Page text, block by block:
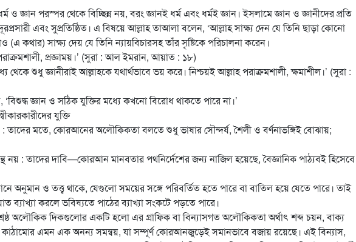
পরস্পর থেকে বিচ্ছিন্ন নয়, বরং জ্ঞানই ধর্ম এবং ধর্মই জ্ঞান। ইসলামে জ্ঞান ও জ্ঞানীদের প্রতি
এবং সুপ্রতিষ্ঠিত। এ বিষয়ে আল্লাহ তাআলা বলেন, ‘আল্লাহ সাক্ষ্য দেন যে তিনি ছাড়া কোনো
(এ কথার) সাক্ষ্য দেয় যে তিনি ন্যায়বিচারসহ তাঁর সৃষ্টিকে পরিচালনা করেন।
প্রজ্ঞাময়।’ (সুরা : আল ইমরান, আয়াত : ১৮)
শুধু জ্ঞানীরাই আল্লাহকে যথার্থভাবে ভয় করে। নিশ্চয়ই আল্লাহ পরাক্রমশালী, ক্ষমাশীল।’ (সুরা :
জ্ঞান ও সঠিক যুক্তির মধ্যে কখনো বিরোধ থাকতে পারে না।’
যুক্তি
মতে, কোরআনের অলৌকিকতা বলতে শুধু ভাষার সৌন্দর্য, শৈলী ও বর্ণনাভঙ্গিই বোঝায়;
নয় : তাদের দাবি—কোরআন মানবতার পথনির্দেশের জন্য নাজিল হয়েছে, বৈজ্ঞানিক পাঠ্যবই হিসেবে
অনুমান ও তত্ত্ব থাকে, যেগুলো সময়ের সঙ্গে পরিবর্তিত হতে পারে বা বাতিল হয়ে যেতে পারে। তাই
ব্যাখ্যা করলে ভবিষ্যতে পাঠের ব্যাখ্যা সংকটে পড়তে পারে।
অলৌকিক দিকগুলোর একটি হলো এর গ্রাফিক বা বিন্যাসগত অলৌকিকতা অর্থাৎ শব্দ চয়ন, বাক্য
কাঠামোর এমন এক অনন্য সমন্বয়, যা সম্পূর্ণ কোরআনজুড়েই সমানভাবে বজায় রয়েছে। এই বিন্যাস,